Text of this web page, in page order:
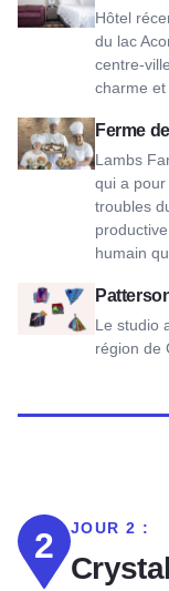
Hôtel
du lac
centre-
charme
Ferme
Lambs
qui a
troubles
humain
Voir Lambs Farm
Le studio
région de
Voir Patterson
2 JOUR 2 :